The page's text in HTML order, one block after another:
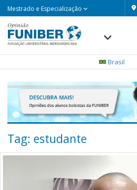
Mestrado e Especialização
Brasil
Tag: estudante